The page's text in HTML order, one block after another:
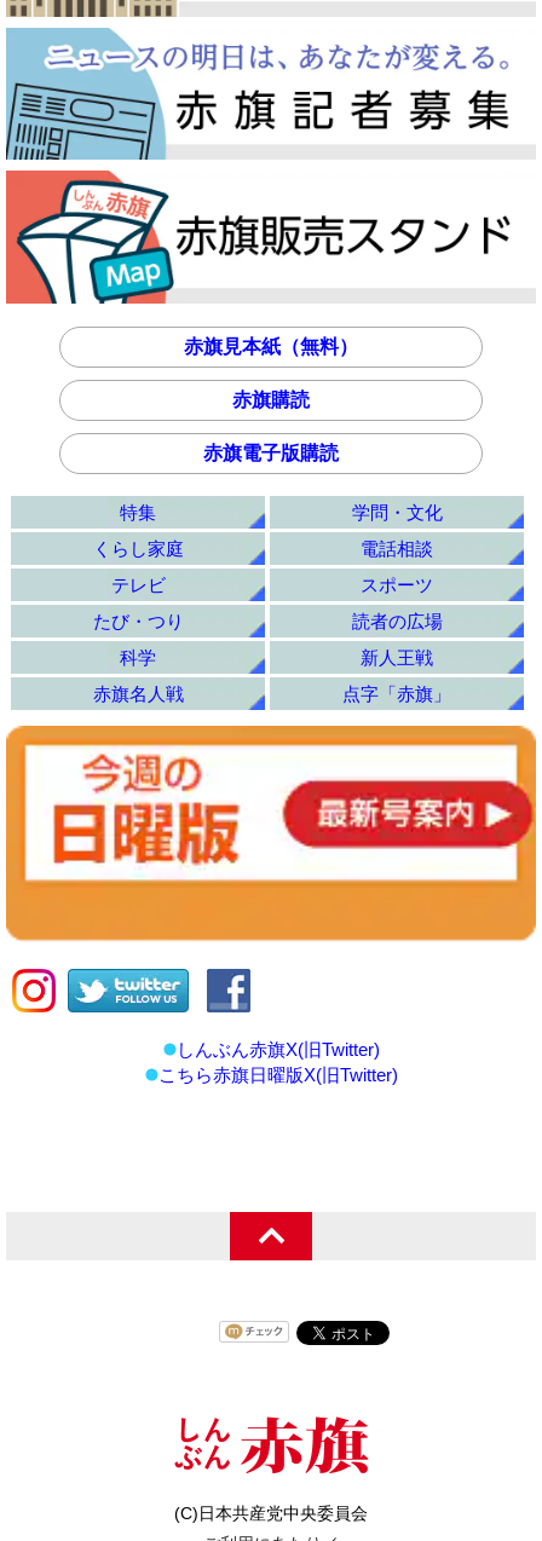
赤旗見本紙（無料）
赤旗購読
赤旗電子版購読
特集
学問・文化
くらし家庭
電話相談
テレビ
スポーツ
たび・つり
読者の広場
科学
新人王戦
赤旗名人戦
点字「赤旗」
しんぶん赤旗X(旧Twitter)
こちら赤旗日曜版X(旧Twitter)
(C)日本共産党中央委員会